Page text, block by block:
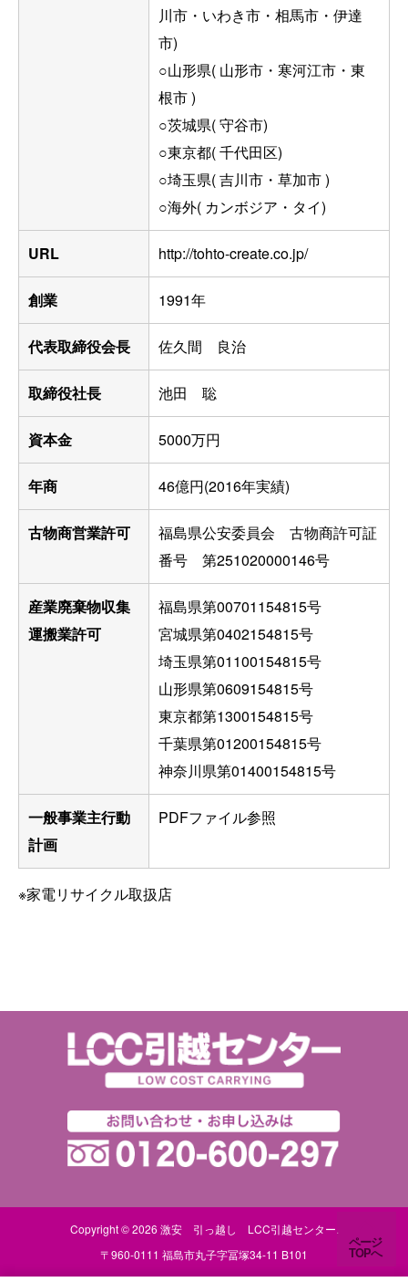
川市・いわき市・相馬市・伊達
市)
○山形県( 山形市・寒河江市・東
根市 )
○茨城県( 守谷市)
○東京都( 千代田区)
○埼玉県( 吉川市・草加市 )
○海外( カンボジア・タイ)
URL http://tohto-create.co.jp/
創業 1991年
代表取締役会長 佐久間 良治
取締役社長 池田 聡
資本金 5000万円
年商 46億円(2016年実績)
古物商営業許可
福島県公安委員会 古物商許可証
番号 第251020000146号
産業廃棄物収集
運搬業許可
福島県第00701154815号
宮城県第0402154815号
埼玉県第01100154815号
山形県第0609154815号
東京都第1300154815号
千葉県第01200154815号
神奈川県第01400154815号
一般事業主行動
計画
PDFファイル参照
※家電リサイクル取扱店
Copyright © 2026 激安 引っ越し LCC引越センター
〒960-0111 福島市丸子字冨塚34-11 B101
ページ
TOPへ